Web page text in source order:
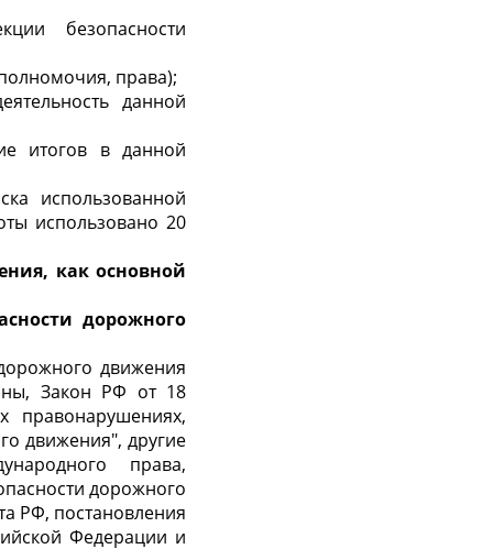
безопасности
права);
данной
итогов в данной
использованной
использовано 20
как основной
дорожного
движения
Закон РФ от 18
движения", другие
права,
дорожного
РФ, постановления
Федерации и